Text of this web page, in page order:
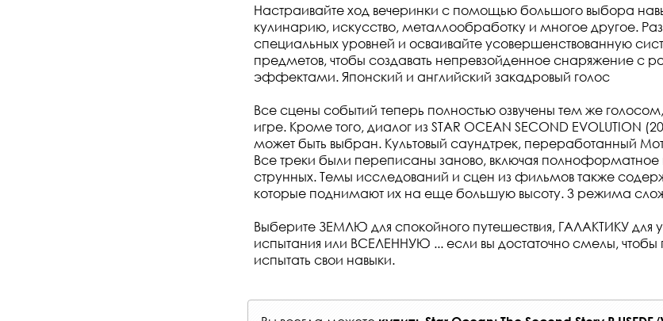
Настраивайте ход вечеринки с помощью большого выбора
кулинарию, искусство, металлообработку и многое другое.
специальных уровней и осваивайте усовершенствованную
предметов, чтобы создавать непревзойденное снаряжение с
эффектами. Японский и английский закадровый голос
Все сцены событий теперь полностью озвучены тем же
игре. Кроме того, диалог из STAR OCEAN SECOND EVOLUTION
может быть выбран. Культовый саундтрек, переработанный
Все треки были переписаны заново, включая полноформатное
струнных. Темы исследований и сцен из фильмов также
которые поднимают их на еще большую высоту. 3 режима
Выберите ЗЕМЛЮ для спокойного путешествия, ГАЛАКТИКУ для
испытания или ВСЕЛЕННУЮ ... если вы достаточно смелы,
испытать свои навыки.